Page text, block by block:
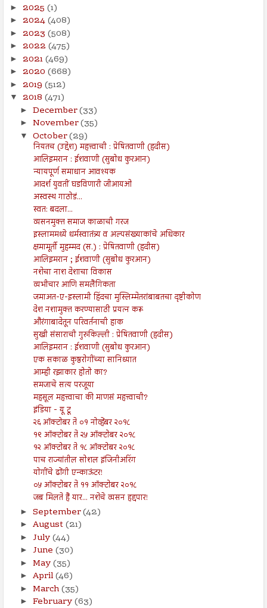
► 2025 (1)
► 2024(408)
► 2023 (508)
► 2022 (475)
► 2021(469)
► 2020 (668)
► 2019 (512)
▼ 2018 (471)
► December(33)
► November(35)
▼ October(29)
नियतच (उद्देश) महत्त्वाची : प्रेषितवाणी (हदीस)
आलिइमरान : ईशवाणी (सुबोध कुरआन)
न्यायपूर्ण समाधान आवश्यक
आदर्श युवतीं घडविणारी जीआयओ
अस्वस्थ गाठोडं...
स्वत: बदला...
व्यसनमुक्त समाज काळाची गरज
इस्लाममध्ये धर्मस्वातंत्र्य व अल्पसंख्याकांचे अधिकार
क्षमामूर्ती मुहम्मद (स.) : प्रेषितवाणी (हदीस)
आलिइमरान ; ईशवाणी (सुबोध कुरआन)
नशेचा नाश देशाचा विकास
व्यभीचार आणि समलैंगिकता
जमाअत-ए-इस्लामी हिंदचा मुस्लिम्मेतरांबाबतचा दृष्टीकोण
देश नशामुक्त करण्यासाठी प्रयत्न करू
औरंगाबादेतून परिवर्तनाची हाक
सुखी संसाराची गुरुकिल्ली : प्रेषितवाणी (हदीस)
आलिइमरान : ईशवाणी (सुबोध कुरआन)
एक सकाळ कुष्ठरोगींच्या सानिध्यात
आम्ही रझाकार होतो का?
समजाचे सत्य परजूया
महसूल महत्त्वाचा की माणसं महत्त्वाची?
इंडिया - यू टू
२६ ऑक्टोबर ते ०१ नोव्हेंबर २०१८
१९ ऑक्टोबर ते २५ ऑक्टोबर २०१८
१२ ऑक्टोबर ते १८ ऑक्टोबर २०१८
पाच राज्यांतील सोशल इंजिनीअरिंग
योगींचे ढोंगी एन्काऊंटर!
०५ ऑक्टोबर ते ११ ऑक्टोबर २०१८
जब मिलते हैं यार... नशेचे व्यसन हद्दपार!
► September(42)
► August(21)
► July(44)
► June (30)
► May(35)
► April(46)
► March(35)
► February(63)